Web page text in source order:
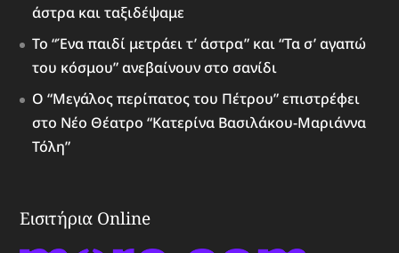
άστρα και ταξιδέψαμε
Το “Ένα παιδί μετράει τ’ άστρα” και “Τα σ’ αγαπώ
του κόσμου” ανεβαίνουν στο σανίδι
Ο “Μεγάλος περίπατος του Πέτρου” επιστρέφει
στο Νέο Θέατρο “Κατερίνα Βασιλάκου-Μαριάννα
Τόλη”
Εισιτήρια Online